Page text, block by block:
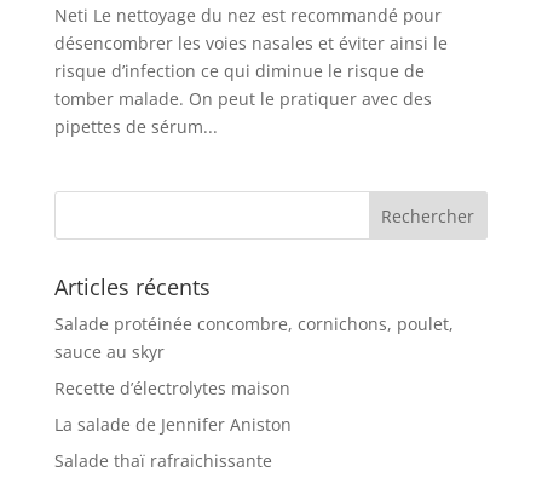
Neti Le nettoyage du nez est recommandé pour
désencombrer les voies nasales et éviter ainsi le
risque d’infection ce qui diminue le risque de
tomber malade. On peut le pratiquer avec des
pipettes de sérum...
Articles récents
Salade protéinée concombre, cornichons, poulet,
sauce au skyr
Recette d’électrolytes maison
La salade de Jennifer Aniston
Salade thaï rafraichissante